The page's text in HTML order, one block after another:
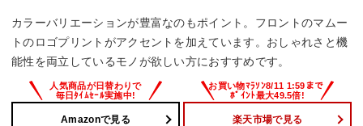
カラーバリエーションが豊富なのもポイント。フロントのマムー
トのロゴプリントがアクセントを加えています。おしゃれさと機
能性を両立しているモノが欲しい方におすすめです。
Amazonで見る 楽天市場で見る